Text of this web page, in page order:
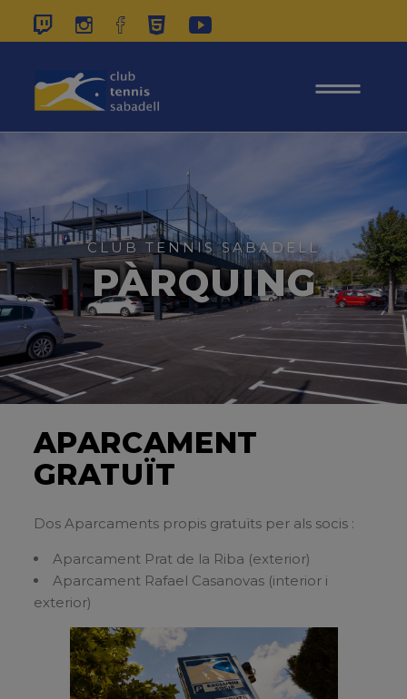
CLUB TENNIS SABADELL
PÀRQUING
APARCAMENT
GRATUÏT
Dos Aparcaments propis gratuïts per als socis :
Aparcament Prat de la Riba (exterior)
Aparcament Rafael Casanovas (interior i
exterior)